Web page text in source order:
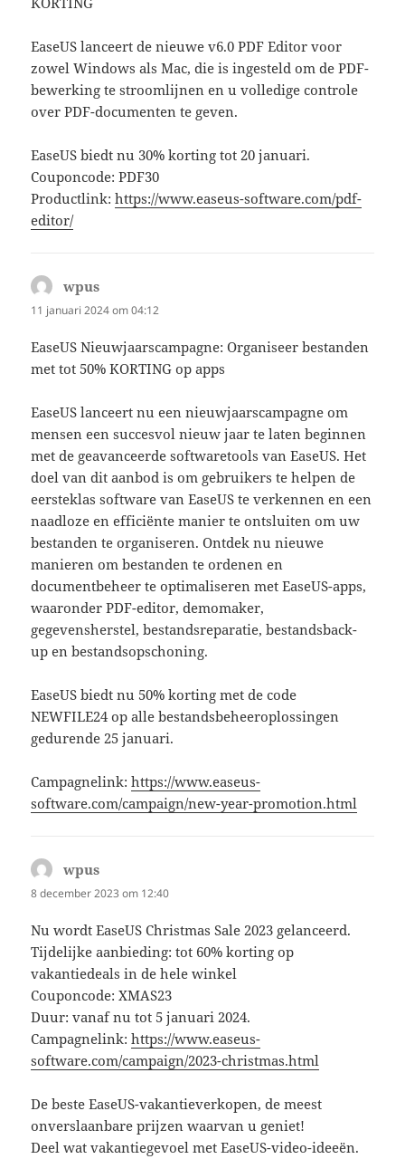
EaseUS lanceert de nieuwe v6.0 PDF Editor voor
zowel Windows als Mac, die is ingesteld om de PDF-
bewerking te stroomlijnen en u volledige controle
over PDF-documenten te geven.
EaseUS biedt nu 30% korting tot 20 januari.
Couponcode: PDF30
Productlink:https://www.easeus-software.com/pdf-
editor/
wpus
11 januari 2024 om 04:12
EaseUS Nieuwjaarscampagne: Organiseer bestanden
met tot 50% KORTING op apps
EaseUS lanceert nu een nieuwjaarscampagne om
mensen een succesvol nieuw jaar te laten beginnen
met de geavanceerde softwaretools van EaseUS. Het
doel van dit aanbod is om gebruikers te helpen de
eersteklas software van EaseUS te verkennen en een
naadloze en efficiënte manier te ontsluiten om uw
bestanden te organiseren. Ontdek nu nieuwe
manieren om bestanden te ordenen en
documentbeheer te optimaliseren met EaseUS-apps,
waaronder PDF-editor, demomaker,
gegevensherstel, bestandsreparatie, bestandsback-
up en bestandsopschoning.
EaseUS biedt nu 50% korting met de code
NEWFILE24 op alle bestandsbeheeroplossingen
gedurende 25 januari.
Campagnelink:https://www.easeus-
software.com/campaign/new-year-promotion.html
wpus
8 december 2023 om 12:40
Nu wordt EaseUS Christmas Sale 2023 gelanceerd.
Tijdelijke aanbieding: tot 60% korting op
vakantiedeals in de hele winkel
Couponcode: XMAS23
Duur: vanaf nu tot 5 januari 2024.
Campagnelink:https://www.easeus-
software.com/campaign/2023-christmas.html
De beste EaseUS-vakantieverkopen, de meest
onverslaanbare prijzen waarvan u geniet!
Deel wat vakantiegevoel met EaseUS-video-ideeën.